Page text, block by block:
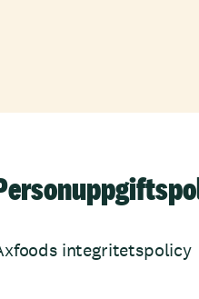
integritetspolicy